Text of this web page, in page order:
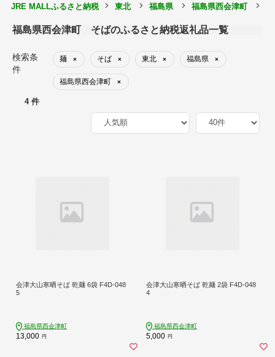
JRE MALLふるさと納税 東北 福島県 福島県西会津町
福島県西会津町 そばのふるさと納税返礼品一覧
検索条
件
麺 × そば × 東北 × 福島県 ×
福島県西会津町 ×
4 件
会津大山寒晒そば 乾麺 6袋 F4D-048
5
福島県西会津町
13,000 円
会津大山寒晒そば 乾麺 2袋 F4D-048
4
福島県西会津町
5,000 円